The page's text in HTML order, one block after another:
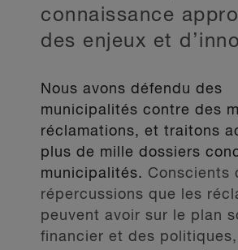
connaissance
des enjeux et
Nous avons défendu des
municipalités contre des
réclamations, et traitons
plus de mille dossiers
municipalités. Conscients
répercussions que les
peuvent avoir sur le plan
financier et des